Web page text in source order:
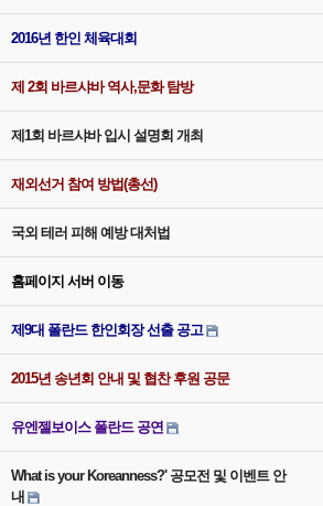
2016년 한인 체육대회
제 2회 바르샤바 역사,문화 탐방
제1회 바르샤바 입시 설명회 개최
재외선거 참여 방법(총선)
국외 테러 피해 예방 대처법
홈페이지 서버 이동
제9대 폴란드 한인회장 선출 공고
2015년 송년회 안내 및 협찬 후원 공문
유엔젤보이스 폴란드 공연
What is your Koreanness?' 공모전 및 이벤트 안
내